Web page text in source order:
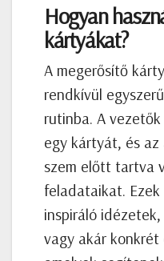
Hogyan
kártyákat?
A megerősítő
rendkívül
rutinba. A
egy kártyát, és
szem előtt tartva
feladataikat.
inspiráló
vagy akár